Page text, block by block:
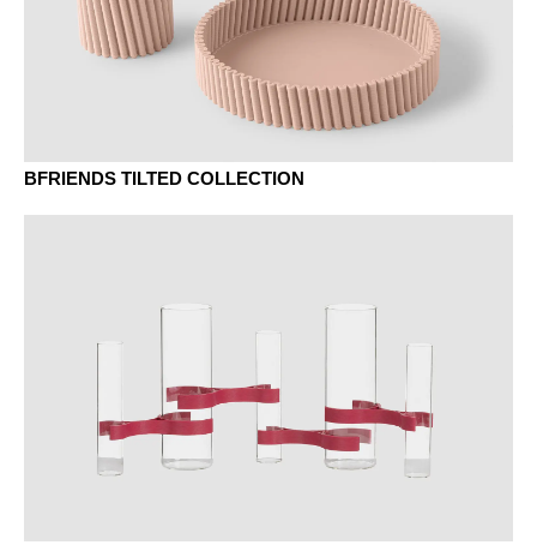
BFRIENDS TILTED COLLECTION